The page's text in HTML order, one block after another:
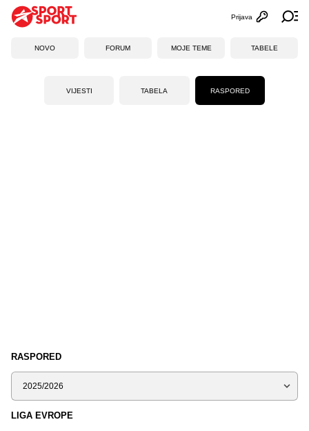
Otvori
Prijava
NOVO FORUM MOJE TEME TABELE
VIJESTI TABELA RASPORED
RASPORED
Sezona
LIGA EVROPE